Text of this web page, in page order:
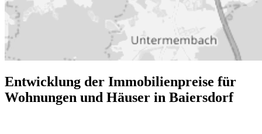
Entwicklung der Immobilienpreise für
Wohnungen und Häuser in Baiersdorf